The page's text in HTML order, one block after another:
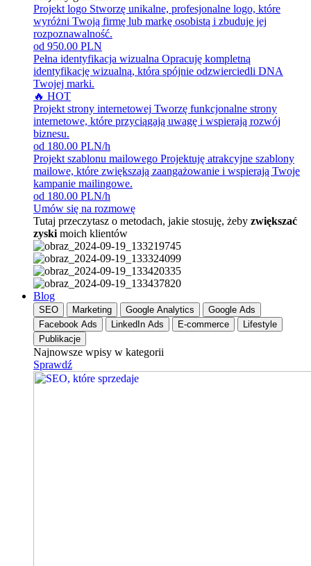
Projekt logo Stworzę unikalne, profesjonalne logo, które
wyróżni Twoją firmę lub markę osobistą i zbuduje jej
rozpoznawalność.
od 950.00 PLN
Pełna identyfikacja wizualna Opracuję kompletną
identyfikację wizualną, która spójnie odzwierciedli DNA
Twojej marki.
🔥 HOT
Projekt strony internetowej Tworzę funkcjonalne strony
internetowe, które przyciągają uwagę i wspierają rozwój
biznesu.
od 180.00 PLN/h
Projekt szablonu mailowego Projektuję atrakcyjne szablony
mailowe, które zwiększają zaangażowanie i wspierają Twoje
kampanie mailingowe.
od 180.00 PLN/h
Umów się na rozmowę
Tutaj przeczytasz o metodach, jakie stosuję, żeby zwiększać
zyski moich klientów
Blog
SEO Marketing Google Analytics
Google Ads
Facebook Ads
LinkedIn Ads E-commerce
Lifestyle
Publikacje
Najnowsze wpisy w kategorii
Sprawdź